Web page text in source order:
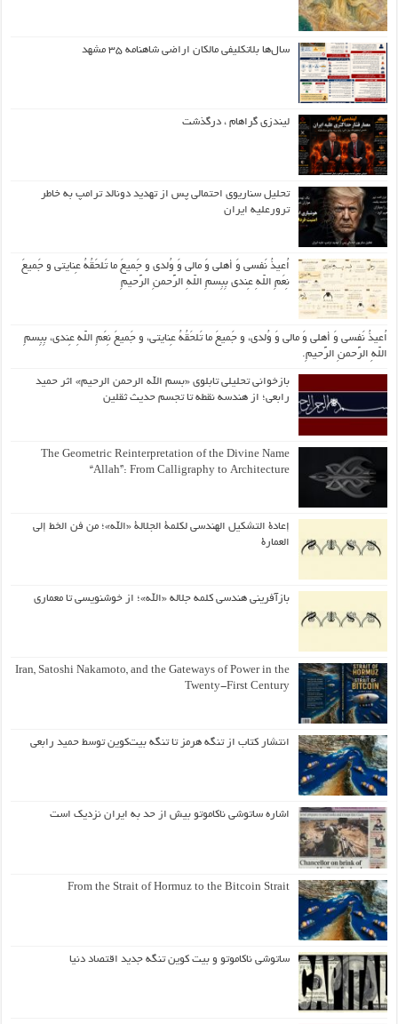
سال‌ها بلاتکلیفی مالکان اراضی شاهنامه ۳۵ مشهد
لیندزی گراهام ، درگذشت
تحلیل سناریوی احتمالی پس از تهدید دونالد ترامپ به خاطر
ترورعلیه ایران
اُعیذُ نَفسی وَ أهلی وَ مالی وَ وُلدی و جَمیعَ ما تَلحَقُهُ عِنایتی و جَمیعَ
نِعَمِ اللّهِ عِندی بِبِسمِ اللّهِ الرَّحمنِ الرَّحیمِ
اُعیذُ نَفسی وَ أهلی وَ مالی وَ وُلدی، و جَمیعَ ما تَلحَقُهُ عِنایتی، و جَمیعَ نِعَمِ اللّهِ عِندی، بِبِسمِ
اللّهِ الرَّحمنِ الرَّحیمِ.
بازخوانی تحلیلی تابلوی «بسم الله الرحمن الرحیم» اثر حمید
رابعی؛ از هندسه نقطه تا تجسم حدیث ثقلین
The Geometric Reinterpretation of the Divine Name
“Allah”: From Calligraphy to Architecture
إعادة التشكيل الهندسي لكلمة الجلالة «الله»؛ من فن الخط إلى
العمارة
بازآفرینی هندسی کلمه جلاله «الله»؛ از خوشنویسی تا معماری
Iran, Satoshi Nakamoto, and the Gateways of Power in the
Twenty-First Century
انتشار کتاب از تنگه هرمز تا تنگه بیت‌کوین توسط حمید رابعی
اشاره ساتوشی ناکاموتو بیش از حد به ایران نزدیک است
From the Strait of Hormuz to the Bitcoin Strait
ساتوشی ناکاموتو و بیت کوین تنگه جدید اقتصاد دنیا